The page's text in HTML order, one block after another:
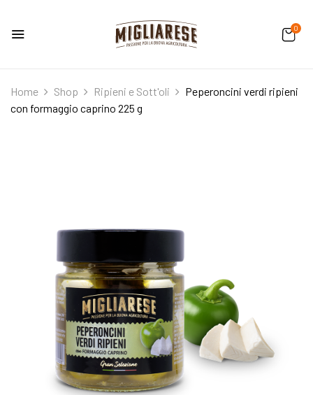
0
Home Shop Ripieni e Sott'oli
Peperoncini verdi ripieni
con formaggio caprino 225 g